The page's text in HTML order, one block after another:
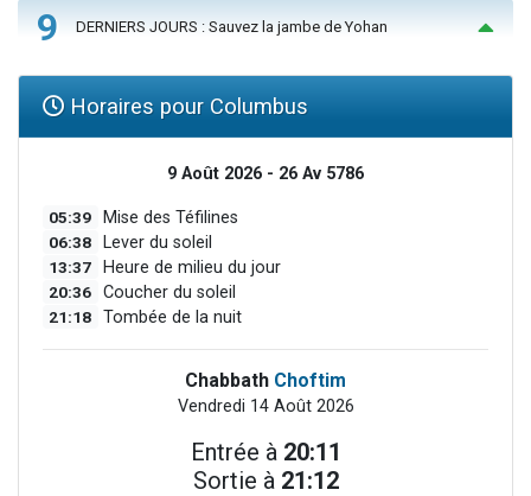
9 DERNIERS JOURS : Sauvez la jambe de Yohan
Horaires pour Columbus
9 Août 2026 - 26 Av 5786
05:39 Mise des Téfilines
06:38 Lever du soleil
13:37 Heure de milieu du jour
20:36 Coucher du soleil
21:18 Tombée de la nuit
Chabbath Choftim
Vendredi 14 Août 2026
Entrée à 20:11
Sortie à 21:12